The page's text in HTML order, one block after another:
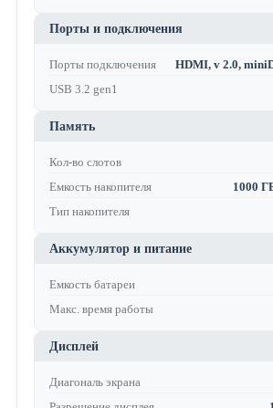
Порты и подключения
Порты подключения
HDMI, v 2.0,
USB 3.2 gen1
Память
Кол-во слотов
Емкость накопителя
1000
Тип накопителя
Аккумулятор и питание
Емкость батареи
Макс. время работы
Дисплей
Диагональ экрана